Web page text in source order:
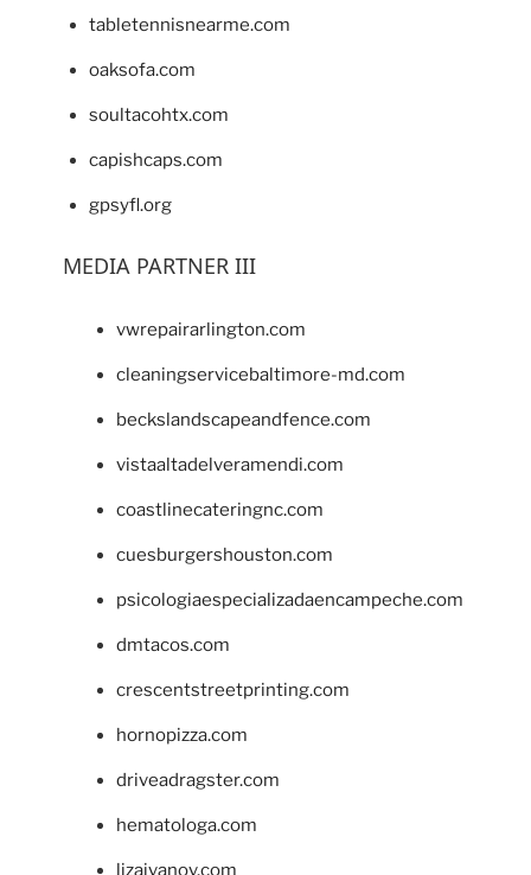
tabletennisnearme.com
oaksofa.com
soultacohtx.com
capishcaps.com
gpsyfl.org
MEDIA PARTNER III
vwrepairarlington.com
cleaningservicebaltimore-md.com
beckslandscapeandfence.com
vistaaltadelveramendi.com
coastlinecateringnc.com
cuesburgershouston.com
psicologiaespecializadaencampeche.com
dmtacos.com
crescentstreetprinting.com
hornopizza.com
driveadragster.com
hematologa.com
lizaivanov.com